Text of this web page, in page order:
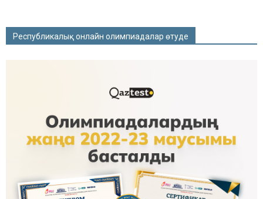
Республикалық онлайн олимпиадалар өтуде